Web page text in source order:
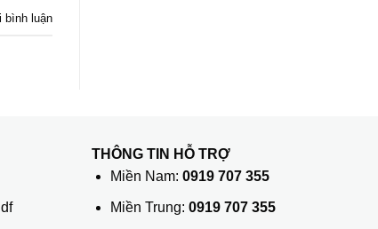
bình luận
THÔNG TIN HỖ TRỢ
Miền Nam: 0919 707 355
Miền Trung: 0919 707 355